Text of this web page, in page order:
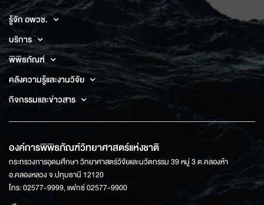
รู้จัก อพวช.
บริการ
พิพิธภัณฑ์
คลังความรู้และงานวิจัย
กิจกรรมและข่าวสาร
องค์การพิพิธภัณฑ์วิทยาศาสตร์แห่งชาติ
กระทรวงการอุดมศึกษา วิทยาศาสตร์วิจัยและนวัตกรรม 39 หมู่ 3 ต.คลองห้า
อ.คลองหลวง จ.ปทุมธานี 12120
โทร: 02577-9999, แฟกซ์ 02577-9900